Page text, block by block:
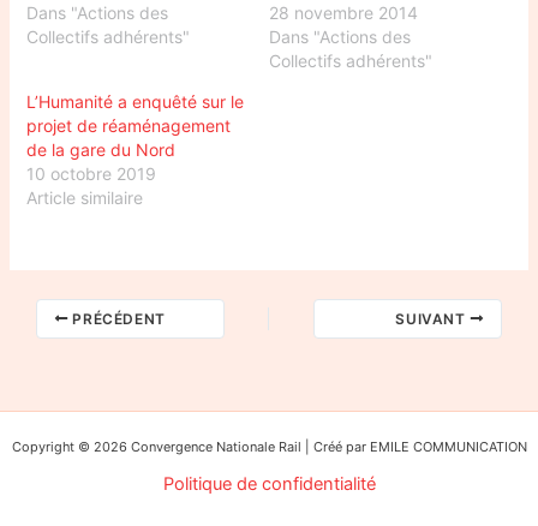
Dans "Actions des
Collectifs adhérents"
28 novembre 2014
Dans "Actions des
Collectifs adhérents"
L’Humanité a enquêté sur le
projet de réaménagement
de la gare du Nord
10 octobre 2019
Article similaire
PRÉCÉDENT SUIVANT
Copyright © 2026 Convergence Nationale Rail | Créé par EMILE COMMUNICATION
Politique de confidentialité